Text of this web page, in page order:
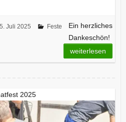
Juli 2025 Feste
Ein herzliches
Dankeschön!
weiterlesen
2025